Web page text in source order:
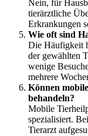
Nein, für
tierärztliche
Erkrankungen
Wie oft sind
Die Häufigkeit
der gewählten
wenige
mehrere
Können
behandeln?
Mobile
spezialisiert.
Tierarzt